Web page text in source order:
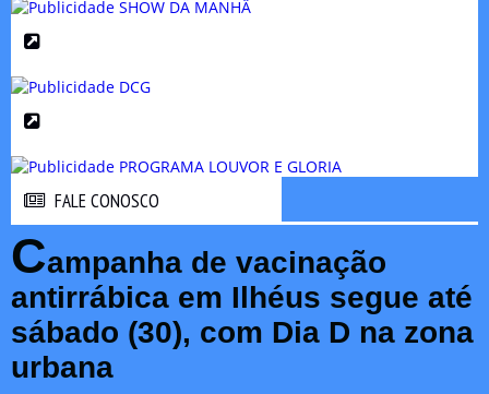
FALE CONOSCO
Campanha de vacinação
antirrábica em Ilhéus segue até
sábado (30), com Dia D na zona
urbana